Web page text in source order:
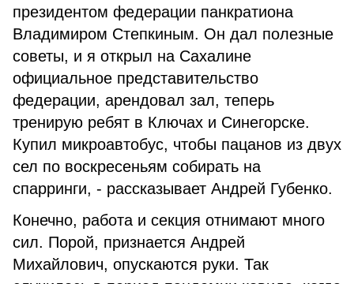
президентом федерации панкратиона
Владимиром Степкиным. Он дал полезные
советы, и я открыл на Сахалине
официальное представительство
федерации, арендовал зал, теперь
тренирую ребят в Ключах и Синегорске.
Купил микроавтобус, чтобы пацанов из двух
сел по воскресеньям собирать на
спарринги, - рассказывает Андрей Губенко.
Конечно, работа и секция отнимают много
сил. Порой, признается Андрей
Михайлович, опускаются руки. Так